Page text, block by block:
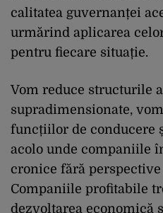
calitatea guvernanței
urmărind aplicarea
pentru fiecare situație.
Vom reduce structurile
supradimensionate,
funcțiilor de conducere
acolo unde companiile
cronice fără
Companiile profitabile
dezvoltarea economică